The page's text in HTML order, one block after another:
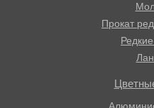
Прокат